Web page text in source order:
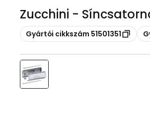
Zucchini -
Másolás
Gyártói cikkszám 51501351